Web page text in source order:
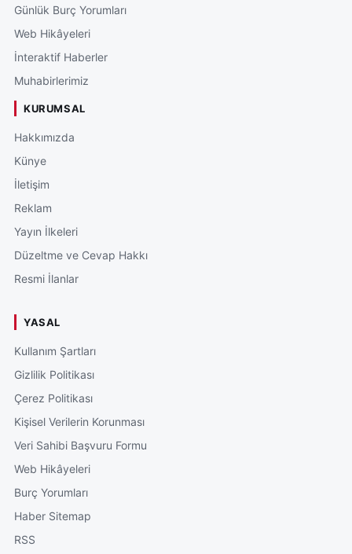
Günlük Burç Yorumları
Web Hikâyeleri
İnteraktif Haberler
Muhabirlerimiz
KURUMSAL
Hakkımızda
Künye
İletişim
Reklam
Yayın İlkeleri
Düzeltme ve Cevap Hakkı
Resmi İlanlar
YASAL
Kullanım Şartları
Gizlilik Politikası
Çerez Politikası
Kişisel Verilerin Korunması
Veri Sahibi Başvuru Formu
Web Hikâyeleri
Burç Yorumları
Haber Sitemap
RSS